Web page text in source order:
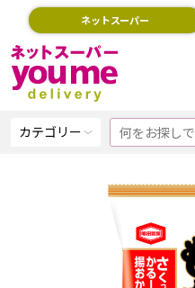
ネットスーパー
カテゴリー